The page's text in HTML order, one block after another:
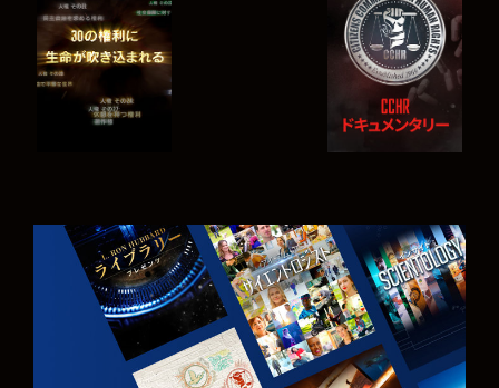
観る 観る
観る シリーズを探求